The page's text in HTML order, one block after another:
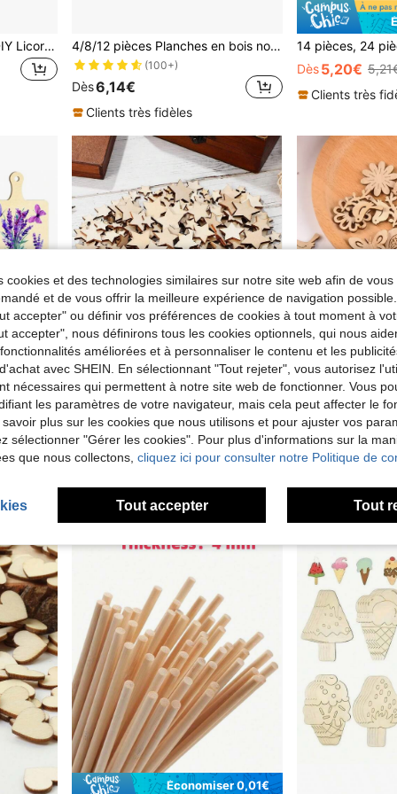
12 pièces Miroirs en bois DIY Licorne - Peints à la main et art de gribouillis, Miroir de princesse fait main DIY, Fête de licorne, Sans pile, Miroir à main, Accessoire de peinture, Miroir de maquillage, Activité artisanale en classe et fournitures pour fête à la maison, Accessoires de peinture 4/8/12 pièces Planches en bois non finies 7,9x11,8 po/20x30 cm, Panneaux de bois vierges pour décoration de fête artisanale, Cadeaux pour les amis et la famille
(100+)
Dès6,14€
Clients très fidèles
Dès 5,20€
Clients très
0,20€
laser, Pyrogravure, Modèles d'architecture, Teinture
-1% 100 pièces de formes d'étoiles en bois avec motif ajouré, pour DIY de mariage, assortiment de tailles
3,45€ 3,48€
Économiser 0,01€
cookies et des technologies similaires sur notre site web afin de
et de vous offrir la meilleure expérience de navigation
accepter" ou définir vos préférences de cookies à tout moment à
accepter", nous définirons tous les cookies optionnels, qui nous
améliorées et à personnaliser le contenu et les
avec SHEIN. En sélectionnant "Tout rejeter", vous autorisez
nécessaires qui permettent à notre site web de fonctionner. Vous
les paramètres de votre navigateur, mais cela peut affecter le
plus sur les cookies que nous utilisons et pour ajuster vos
sélectionner "Gérer les cookies". Pour plus d'informations sur la
que nous collectons, cliquez ici pour consulter notre Politique de
Tout accepter Tout